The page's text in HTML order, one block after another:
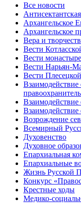
Все новости
Архангельское
Архангельское
Вера и
Вести
Вести
Вести Нарьян-
Вести
Взаимодействие
Возрождение
Всемирный
Духовенство
Духовное
Епархиальная
Епархиальные
Жизнь Русской
Конкурс
Крестные ходы
Медико-